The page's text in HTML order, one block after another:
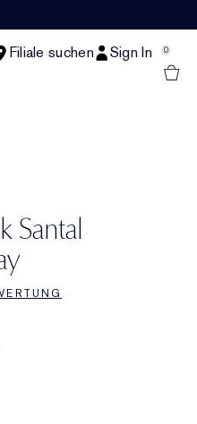
Filiale suchen Sign In 0
Santal